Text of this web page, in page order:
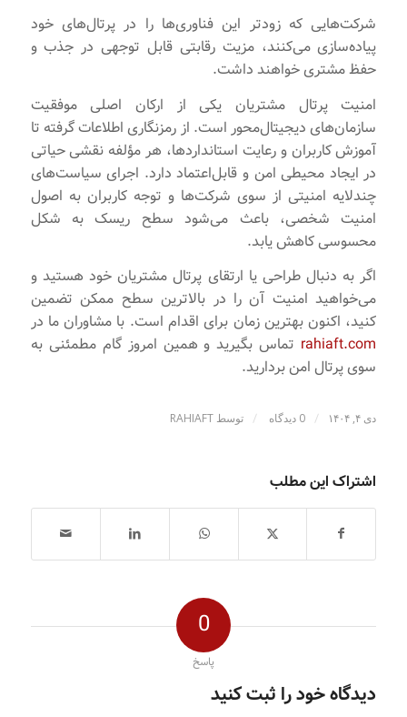
شرکت‌هایی که زودتر این فناوری‌ها را در پرتال‌های خود
پیاده‌سازی می‌کنند، مزیت رقابتی قابل توجهی در جذب و
حفظ مشتری خواهند داشت.
امنیت پرتال مشتریان یکی از ارکان اصلی موفقیت
سازمان‌های دیجیتال‌محور است. از رمزنگاری اطلاعات گرفته تا
آموزش کاربران و رعایت استانداردها، هر مؤلفه نقشی حیاتی
در ایجاد محیطی امن و قابل‌اعتماد دارد. اجرای سیاست‌های
چندلایه امنیتی از سوی شرکت‌ها و توجه کاربران به اصول
امنیت شخصی، باعث می‌شود سطح ریسک به شکل
محسوسی کاهش یابد.
اگر به دنبال طراحی یا ارتقای پرتال مشتریان خود هستید و
می‌خواهید امنیت آن را در بالاترین سطح ممکن تضمین
کنید، اکنون بهترین زمان برای اقدام است. با مشاوران ما در
rahiaft.com تماس بگیرید و همین امروز گام مطمئنی به
سوی پرتال امن‌ بردارید.
دی ۴, ۱۴۰۴ / 0 دیدگاه / توسط RAHIAFT
اشتراک این مطلب
0
پاسخ
دیدگاه خود را ثبت کنید